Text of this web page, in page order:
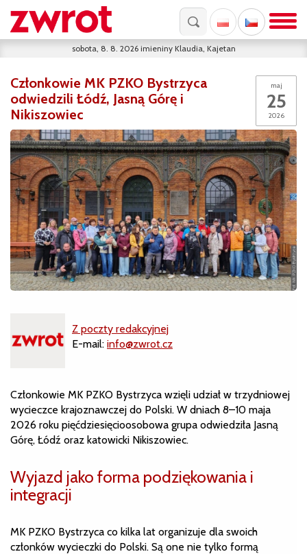
sobota, 8. 8. 2026 imieniny Klaudia, Kajetan
maj
25
2026
Członkowie MK PZKO Bystrzyca
odwiedzili Łódź, Jasną Górę i
Nikiszowiec
Z poczty redakcyjnej
E-mail: info@zwrot.cz
Członkowie MK PZKO Bystrzyca wzięli udział w trzydniowej
wycieczce krajoznawczej do Polski. W dniach 8–10 maja
2026 roku pięćdziesięcioosobowa grupa odwiedziła Jasną
Górę, Łódź oraz katowicki Nikiszowiec.
Wyjazd jako forma podziękowania i
integracji
MK PZKO Bystrzyca co kilka lat organizuje dla swoich
członków wycieczki do Polski. Są one nie tylko formą